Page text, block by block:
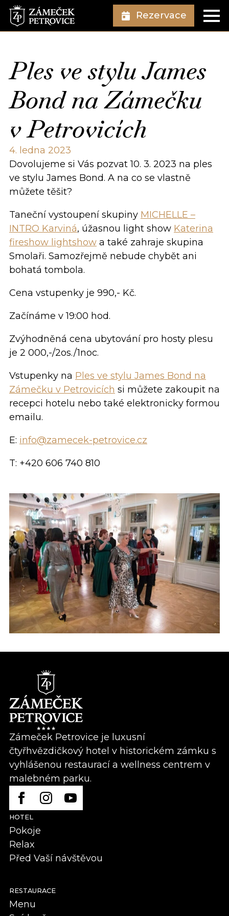
Rezervace
Ples ve stylu James
Bond na Zámečku
v Petrovicích
4. ledna 2023
Dovolujeme si Vás pozvat 10. 3. 2023 na ples
ve stylu James Bond. A na co se vlastně
můžete těšit?
Taneční vystoupení skupiny MICHELLE –
INTRO Karviná, úžasnou light show Katerina
fireshow lightshow a také zahraje skupina
Smolaři. Samozřejmě nebude chybět ani
bohatá tombola.
Cena vstupenky je 990,- Kč.
Začínáme v 19:00 hod.
Zvýhodněná cena ubytování pro hosty plesu
je 2 000,-/2os./1noc.
Vstupenky na Ples ve stylu James Bond na
Zámečku v Petrovicích si můžete zakoupit na
recepci hotelu nebo také elektronicky formou
emailu.
E: info@zamecek-petrovice.cz
T: +420 606 740 810
Zámeček Petrovice je luxusní
čtyřhvězdičkový hotel v historickém zámku s
vyhlášenou restaurací a wellness centrem v
malebném parku.
HOTEL
Pokoje
Relax
Před Vaší návštěvou
RESTAURACE
Menu